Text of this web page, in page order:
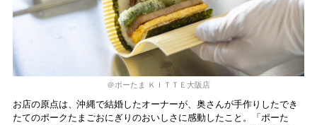
＠ポーたま ＫＩＴＴＥ大阪店
お店の原点は、沖縄で結婚したオーナーが、奥さんが手作りしたでき
たてのポークたまごおにぎりのおいしさに感動したこと。「ポーた